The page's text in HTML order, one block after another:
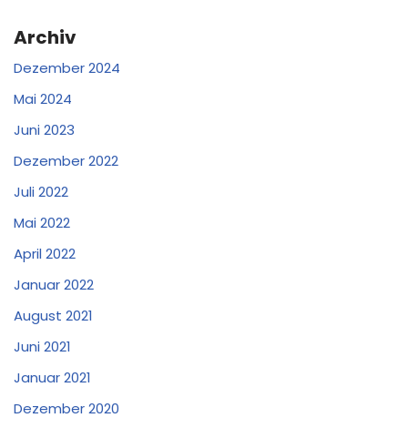
Archiv
Dezember 2024
Mai 2024
Juni 2023
Dezember 2022
Juli 2022
Mai 2022
April 2022
Januar 2022
August 2021
Juni 2021
Januar 2021
Dezember 2020